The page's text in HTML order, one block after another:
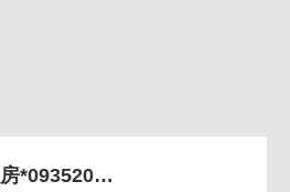
天母上北澤豪宅四房*0935200122